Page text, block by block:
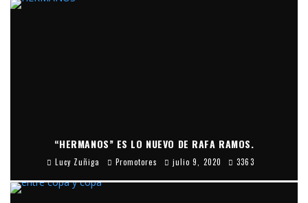
“HERMANOS” ES LO NUEVO DE RAFA RAMOS.
Lucy Zuñiga Promotores julio 9, 2020 3363